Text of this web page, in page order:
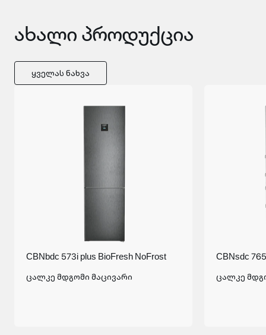
ახალი პროდუქცია
Ყველას Ნახვა
CBNbdc 573i plus BioFresh NoFrost
ცალკე მდგომი მაცივარი
CBNsdc
ცალკე